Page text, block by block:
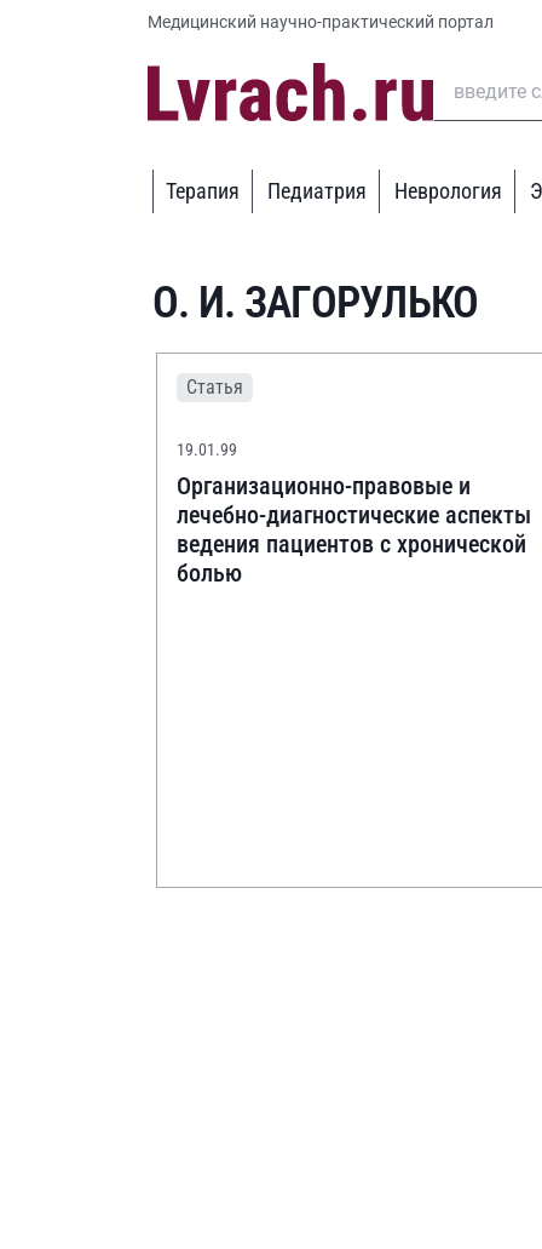
Медицинский научно-практический портал
Терапия Педиатрия Неврология
О. И. ЗАГОРУЛЬКО
Статья
19.01.99
Организационно-правовые и
лечебно-диагностические аспекты
ведения пациентов с хронической
болью